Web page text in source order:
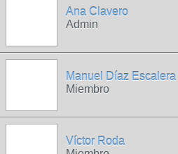
Ana Clavero
Admin
Manuel Díaz Escalera
Miembro
Víctor Roda